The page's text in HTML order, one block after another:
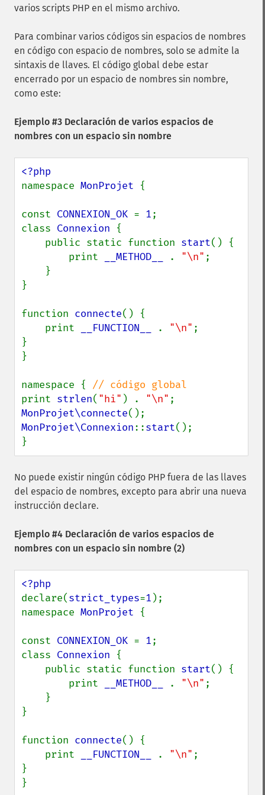
varios scripts PHP en el mismo archivo.
Para combinar varios códigos sin espacios de nombres
en código con espacio de nombres, solo se admite la
sintaxis de llaves. El código global debe estar
encerrado por un espacio de nombres sin nombre,
como este:
Ejemplo #3 Declaración de varios espacios de
nombres con un espacio sin nombre
namespace MonProjet {
const CONNEXION_OK = 1;
class Connexion {
    public static function
start() {
        print
__METHOD__ . "\n" ;
}
function connecte() {
    print
__FUNCTION__ . "\n" ;
}
}
namespace {
print strlen( "hi" ) . "\n"
MonProjet\connecte
MonProjet\Connexion::start();
}
No puede existir ningún código PHP fuera de las llaves
del espacio de nombres, excepto para abrir una nueva
instrucción declare.
Ejemplo #4 Declaración de varios espacios de
nombres con un espacio sin nombre (2)
declare(strict_types=1 );
namespace MonProjet {
const CONNEXION_OK = 1;
class Connexion {
    public static function
start() {
        print
__METHOD__ . "\n" ;
}
function connecte() {
    print
__FUNCTION__ . "\n" ;
}
}